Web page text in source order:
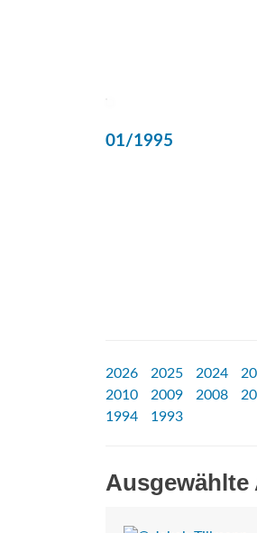
01/1995
2026 2025 2024
2010
2009 2008
1994
1993
Ausgewählte